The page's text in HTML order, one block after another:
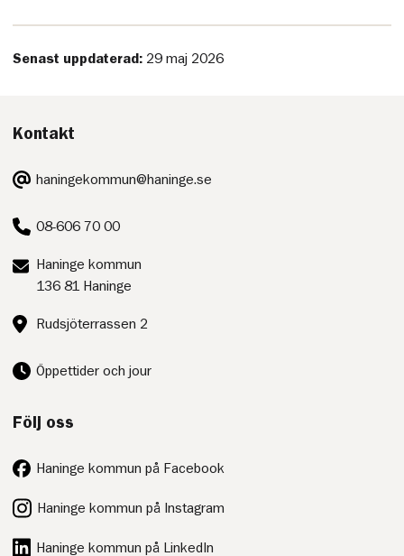
Senast uppdaterad: 29 maj 2026
Kontakt
E-
post:
haningekommun@haninge.se
Telefon:
08-606 70 00
Postadress:
Haninge kommun
136 81 Haninge
Besöksadress:
Rudsjöterrassen 2
Öppettider och jour
Följ oss
Haninge kommun på Facebook
Haninge kommun på Instagram
Haninge kommun på LinkedIn